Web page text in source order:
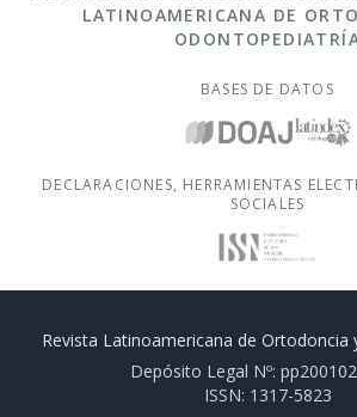
LATINOAMERICANA DE
BASES DE DATOS
DECLARACIONES, HERRAMIENTAS
SOCIALES
Revista Latinoamericana de Ortodoncia
Depósito Legal Nº:
ISSN: 1317-5823